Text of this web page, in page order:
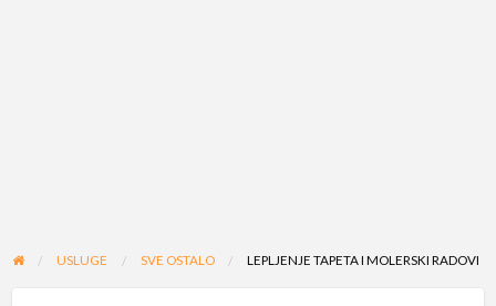
USLUGE SVE OSTALO LEPLJENJE TAPETA I MOLERSKI RADOVI